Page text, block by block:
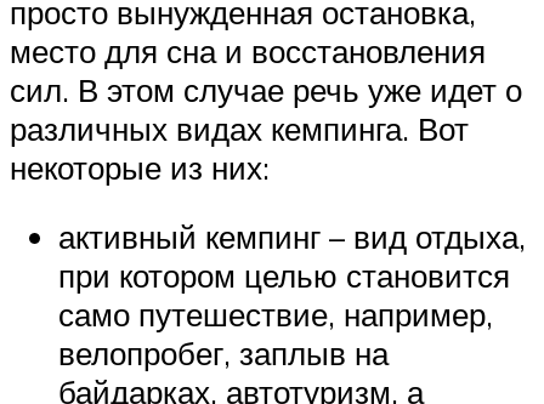
просто вынужденная остановка,
место для сна и восстановления
сил. В этом случае речь уже идет о
различных видах кемпинга. Вот
некоторые из них:
активный кемпинг – вид отдыха,
при котором целью становится
само путешествие, например,
велопробег, заплыв на
байдарках, автотуризм, а